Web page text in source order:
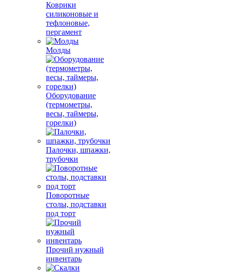
Коврики
силиконовые и
тефлоновые,
пергамент
Молды
Оборудование
(термометры,
весы, таймеры,
горелки)
Палочки, шпажки,
трубочки
Поворотные
столы, подставки
под торт
Прочий нужный
инвентарь